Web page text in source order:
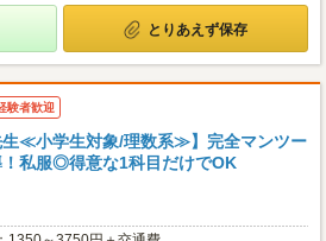
とりあえず保存
験者歓迎
生≪小学生対象/理数系≫】完全マンツー
！私服◎得意な1科目だけでOK